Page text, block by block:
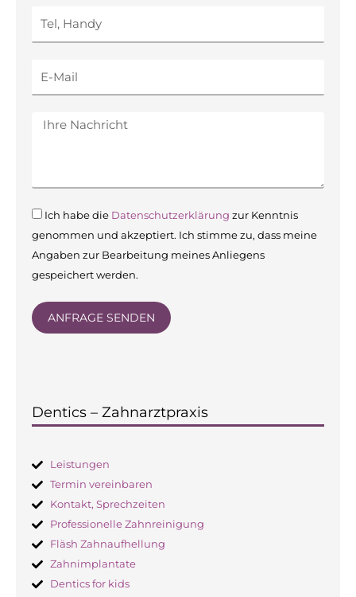
Nachricht
Datenschutz
Ich habe die Datenschutzerklärung zur Kenntnis
genommen und akzeptiert. Ich stimme zu, dass meine
Angaben zur Bearbeitung meines Anliegens
gespeichert werden.
ANFRAGE SENDEN
Dentics – Zahnarztpraxis
Leistungen
Termin vereinbaren
Kontakt, Sprechzeiten
Professionelle Zahnreinigung
Fläsh Zahnaufhellung
Zahnimplantate
Dentics for kids